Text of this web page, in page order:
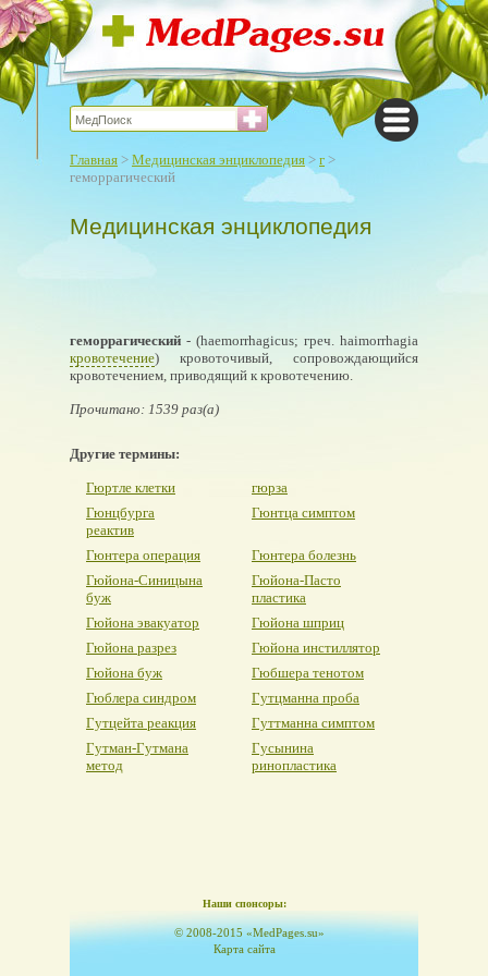
Главная > Медицинская энциклопедия > г >
геморрагический
Медицинская энциклопедия
геморрагический - (haemorrhagicus; греч. haimorrhagia
кровотечение) кровоточивый, сопровождающийся
кровотечением, приводящий к кровотечению.
Прочитано: 1539 раз(а)
Другие термины:
Гюртле клетки
гюрза
Гюнцбурга
реактив
Гюнтца симптом
Гюнтера операция
Гюнтера болезнь
Гюйона-Синицына
буж
Гюйона-Пасто
пластика
Гюйона эвакуатор
Гюйона шприц
Гюйона разрез
Гюйона инстиллятор
Гюйона буж
Гюбшера тенотом
Гюблера синдром
Гутцманна проба
Гутцейта реакция
Гуттманна симптом
Гутман-Гутмана
метод
Гусынина
ринопластика
Наши спонсоры:
© 2008-2015 «MedPages.su»
Карта сайта